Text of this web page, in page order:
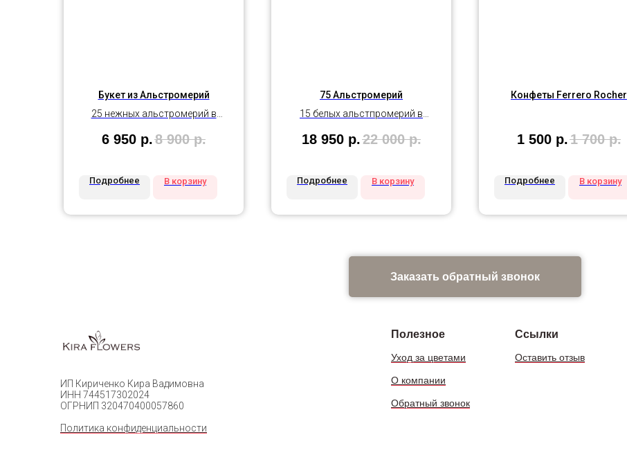
Букет из Альстромерий
25 нежных альстромерий в
6 950 р.8 900 р.
Подробнее В корзину
75 Альстромерий
15 белых альстпромерий в
18 950 р.22 000 р.
Подробнее В корзину
Конфеты Ferrero Rocher
1 500 р.1 700 р.
Подробнее В корзину
Заказать обратный звонок
ИП Кириченко Кира Вадимовна
ИНН 744517302024
ОГРНИП 320470400057860
Политика конфиденциальности
Полезное
Уход за цветами
О компании
Обратный звонок
Ссылки
Оставить отзыв